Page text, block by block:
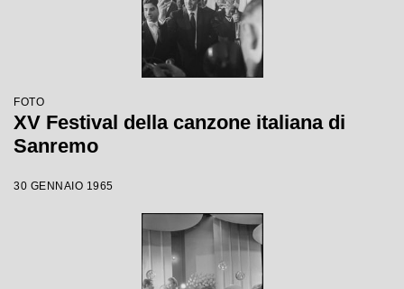
FOTO
XV Festival della canzone italiana di
Sanremo
30 GENNAIO 1965